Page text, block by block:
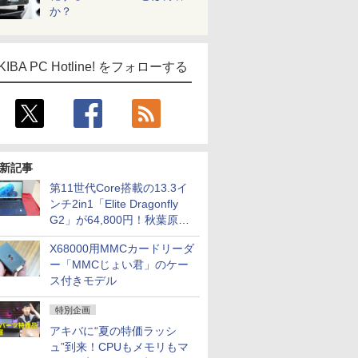
か？
PC Hotline! をフォローする
記事
第11世代Core搭載の13.3イ
ンチ2in1「Elite Dragonfly
G2」が64,800円！秋葉原で
中古PCセール
X68000用MMCカードリーダ
ー「MMCじょい君」のケー
ス付きモデル
特別企画
アキバに“夏の特価ラッシ
ュ”到来！CPUもメモリもマ